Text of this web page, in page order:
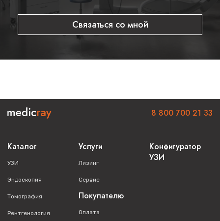
Связаться со мной
Каталог
УЗИ
Эндоскопия
Томография
Рентгенология
Услуги
Лизинг
Сервис
Покупателю
Оплата
Конфигуратор
УЗИ
8 800 700 21 33